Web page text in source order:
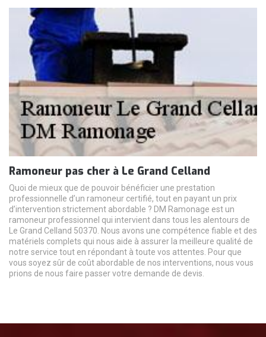
Ramoneur pas cher à Le Grand Celland
Quoi de mieux que de pouvoir bénéficier une prestation
professionnelle d’un ramoneur certifié, tout en payant un prix
d’intervention strictement abordable ? DM Ramonage est un
ramoneur professionnel qui intervient dans tous les alentours de
Le Grand Celland 50370. Nous avons une compétence fiable et des
matériels complets qui nous aide à assurer la meilleure qualité de
notre service tout en répondant à toute vos attentes. Pour que
vous soyez sûr de coût abordable de nos interventions, nous vous
prions de nous faire passer votre demande de devis.